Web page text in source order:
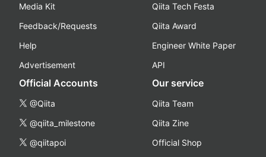
Media Kit
Feedback/Requests
Help
Advertisement
Qiita Tech Festa
Qiita Award
Engineer White Paper
API
Official Accounts
@Qiita
@qiita_milestone
@qiitapoi
Our service
Qiita Team
Qiita Zine
Official Shop